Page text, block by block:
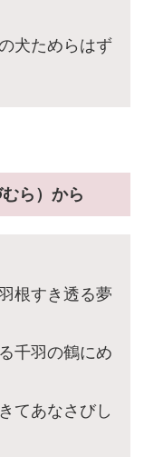
犬ためらはず
ら）から
根すき透る夢
千羽の鶴にめ
てあなさびし